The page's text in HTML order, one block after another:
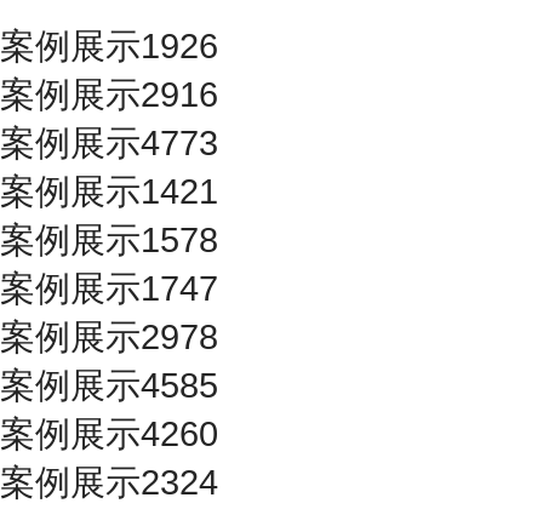
案例展示1926
案例展示2916
案例展示4773
案例展示1421
案例展示1578
案例展示1747
案例展示2978
案例展示4585
案例展示4260
案例展示2324